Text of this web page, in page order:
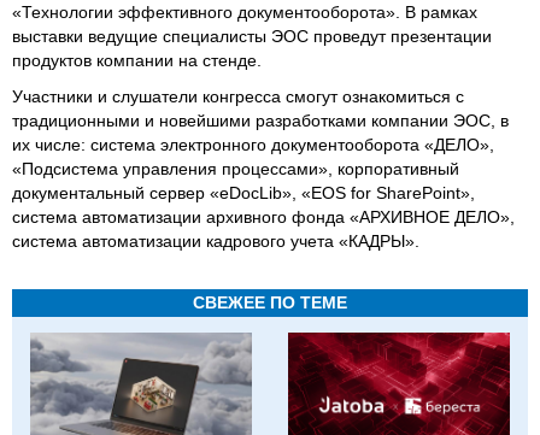
«Технологии эффективного документооборота». В рамках
выставки ведущие специалисты ЭОС проведут презентации
продуктов компании на стенде.
Участники и слушатели конгресса смогут ознакомиться с
традиционными и новейшими разработками компании ЭОС, в
их числе: система электронного документооборота «ДЕЛО»,
«Подсистема управления процессами», корпоративный
документальный сервер «eDocLib», «EOS for SharePoint»,
система автоматизации архивного фонда «АРХИВНОЕ ДЕЛО»,
система автоматизации кадрового учета «КАДРЫ».
СВЕЖЕЕ ПО ТЕМЕ